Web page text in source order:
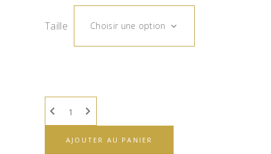
Taille Choisir une option
AJOUTER AU PANIER